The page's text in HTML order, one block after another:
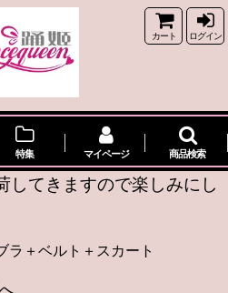
カート ログイン
特集 マイページ 商品検索
してきますので楽しみにし
ラ＋ベルト＋スカート